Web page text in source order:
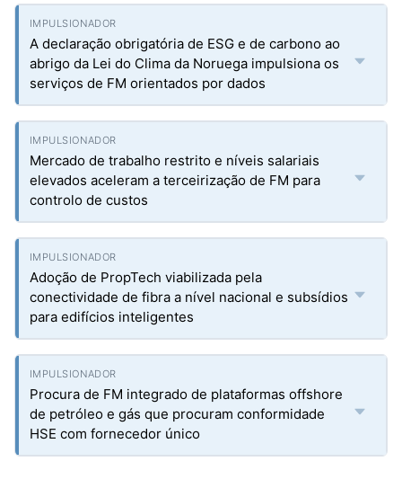
A declaração obrigatória de ESG e de carbono ao
abrigo da Lei do Clima da Noruega impulsiona os
serviços de FM orientados por dados
Mercado de trabalho restrito e níveis salariais
elevados aceleram a terceirização de FM para
controlo de custos
Adoção de PropTech viabilizada pela
conectividade de fibra a nível nacional e subsídios
para edifícios inteligentes
Procura de FM integrado de plataformas offshore
de petróleo e gás que procuram conformidade
HSE com fornecedor único